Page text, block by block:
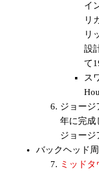
イ
リ
リ
設
て
ス
ジョージ
年に完成
ジョージ
バックヘッド
ミッドタ